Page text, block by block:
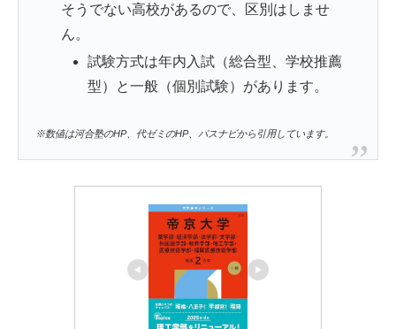
そうでない高校があるので、区別はしませ
ん。
試験方式は年内入試（総合型、学校推薦
型）と一般（個別試験）があります。
※数値は河合塾のHP、代ゼミのHP、パスナビから引用しています。